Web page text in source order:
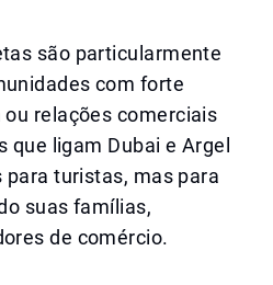
são particularmente
com forte
relações comerciais
que ligam Dubai e Argel
para turistas, mas para
suas famílias,
de comércio.